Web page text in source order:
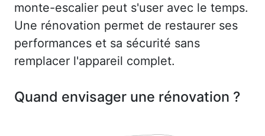
monte-escalier peut s'user avec le temps.
Une rénovation permet de restaurer ses
performances et sa sécurité sans
remplacer l'appareil complet.
Quand envisager une rénovation ?